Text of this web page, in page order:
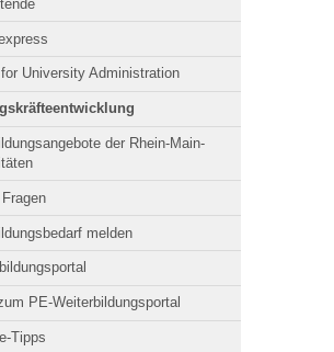
University Administration
der Rhein-Main-
melden
PE-Weiterbildungsportal
Tipps